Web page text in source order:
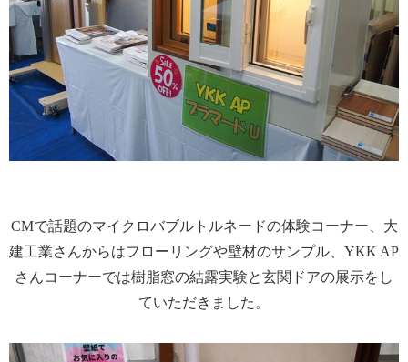
CMで話題のマイクロバブルトルネードの体験コーナー、大
建工業さんからはフローリングや壁材のサンプル、YKK AP
さんコーナーでは樹脂窓の結露実験と玄関ドアの展示をし
ていただきました。